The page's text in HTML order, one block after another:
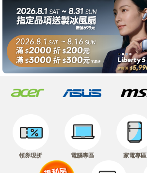
領券現折 電腦專區 家電專區